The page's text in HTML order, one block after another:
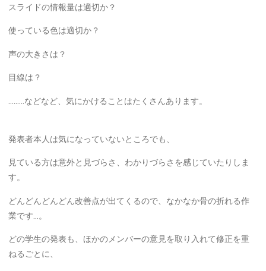
スライドの情報量は適切か？
使っている色は適切か？
声の大きさは？
目線は？
………などなど、気にかけることはたくさんあります。
発表者本人は気になっていないところでも、
見ている方は意外と見づらさ、わかりづらさを感じていたりしま
す。
どんどんどんどん改善点が出てくるので、なかなか骨の折れる作
業です…。
どの学生の発表も、ほかのメンバーの意見を取り入れて修正を重
ねるごとに、